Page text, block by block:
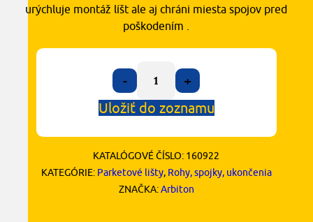
urýchluje montáž líšt ale aj chráni miesta spojov pred
poškodením .
-
+
Uložiť do zoznamu
KATALÓGOVÉ ČÍSLO: 160922
KATEGÓRIE: Parketové lišty, Rohy, spojky, ukončenia
ZNAČKA:Arbiton